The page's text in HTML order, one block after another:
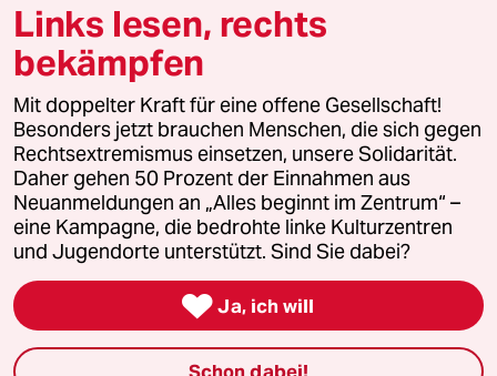
© 2026 taz Verlags und Vertriebs GmbH
Alle Rechte vorbehalten. Bei rechtlichen Fragen oder für Genehmigungen
wenden Sie sich bitte an
lizenzen@taz.de
Feedback Redaktionsstatut Kommune-Richtlinien
Leitlinie Informant Datenschutz Impressum AGB
Seitenwende Einwilligungen widerrufen (Ads)
Links lesen, rechts
bekämpfen
Mit doppelter Kraft für eine offene Gesellschaft!
Besonders jetzt brauchen Menschen, die sich gegen
Rechtsextremismus einsetzen, unsere Solidarität.
Daher gehen 50 Prozent der Einnahmen aus
Neuanmeldungen an „Alles beginnt im Zentrum“ –
eine Kampagne, die bedrohte linke Kulturzentren
und Jugendorte unterstützt. Sind Sie dabei?
 Ja, ich will